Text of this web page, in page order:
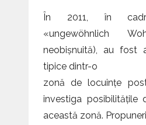
În 2011, în
«ungewöhnlich
neobișnuită), au fost
tipice dintr-o
zonă de locuințe
investiga posibilitățile
această zonă.